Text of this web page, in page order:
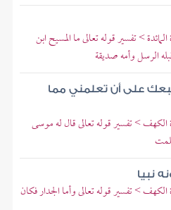
> تفسير قوله تعالى ما المسيح ابن
الرسل وأمه صديقة
على أن تعلمني مما
> تفسير قوله تعالى قال له موسى
نبيا
> تفسير قوله تعالى وأما الجدار فكان